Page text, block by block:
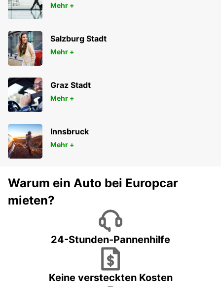
Mehr +
Salzburg Stadt
Mehr +
Graz Stadt
Mehr +
Innsbruck
Mehr +
Warum ein Auto bei Europcar
mieten?
24-Stunden-Pannenhilfe
Keine versteckten Kosten